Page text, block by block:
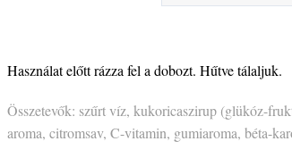
Használat előtt rázza fel a dobozt. Hűtve tálaljuk.
Összetevők: szűrt víz, kukoricaszirup (glükóz-
aroma, citromsav, C-vitamin, gumiaroma, béta-